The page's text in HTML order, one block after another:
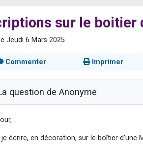
sur le boitier
Jeudi 6 Mars 2025
Commenter Imprimer
question de Anonyme
je écrire, en décoration, sur le boîtier d’une